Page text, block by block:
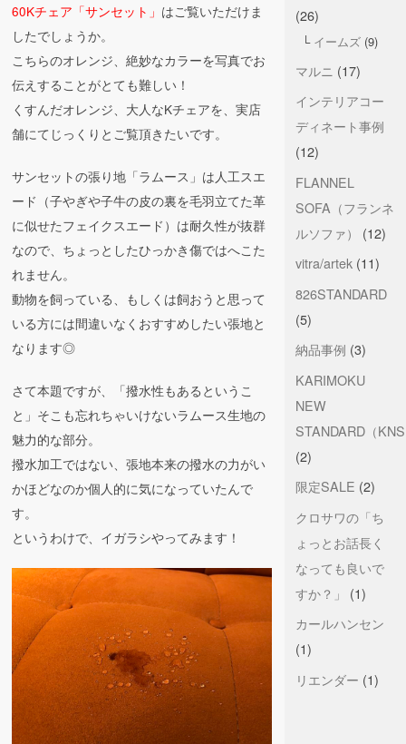
60Kチェア「サンセット」 はご覧いただけま
したでしょうか。
こちらのオレンジ、絶妙なカラーを写真でお
伝えすることがとても難しい！
くすんだオレンジ、大人なKチェアを、実店
舗にてじっくりとご覧頂きたいです。
サンセットの張り地「ラムース」は人工スエ
ード（子やぎや子牛の皮の裏を毛羽立てた革
に似せたフェイクスエード）は耐久性が抜群
なので、ちょっとしたひっかき傷ではへこた
れません。
動物を飼っている、もしくは飼おうと思って
いる方には間違いなくおすすめしたい張地と
なります◎
さて本題ですが、「撥水性もあるというこ
と」そこも忘れちゃいけないラムース生地の
魅力的な部分。
撥水加工ではない、張地本来の撥水の力がい
かほどなのか個人的に気になっていたんで
す。
というわけで、イガラシやってみます！
(26)
イームズ(9)
マルニ (17)
インテリアコー
ディネート事例
(12)
FLANNEL
SOFA（フランネ
ルソファ）
(12)
vitra/artek(11)
826STANDARD
(5)
納品事例 (3)
KARIMOKU
NEW
STANDARD（
(2)
限定SALE (2)
クロサワの「ち
ょっとお話長く
なっても良いで
すか？」
(1)
カールハンセン
(1)
リエンダー (1)